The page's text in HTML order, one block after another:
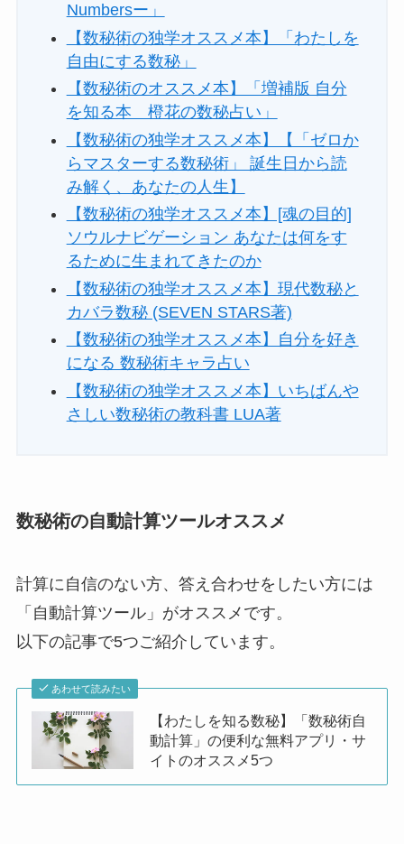
Numbersー」
【数秘術の独学オススメ本】「わたしを
自由にする数秘」
【数秘術のオススメ本】「増補版 自分
を知る本 橙花の数秘占い」
【数秘術の独学オススメ本】【「ゼロか
らマスターする数秘術」 誕生日から読
み解く、あなたの人生】
【数秘術の独学オススメ本】[魂の目的]
ソウルナビゲーション あなたは何をす
るために生まれてきたのか
【数秘術の独学オススメ本】現代数秘と
カバラ数秘 (SEVEN STARS著)
【数秘術の独学オススメ本】自分を好き
になる 数秘術キャラ占い
【数秘術の独学オススメ本】いちばんや
さしい数秘術の教科書 LUA著
数秘術の自動計算ツールオススメ
計算に自信のない方、答え合わせをしたい方には
「自動計算ツール」がオススメです。
以下の記事で5つご紹介しています。
あわせて読みたい
【わたしを知る数秘】「数秘術自
動計算」の便利な無料アプリ・サ
イトのオススメ5つ